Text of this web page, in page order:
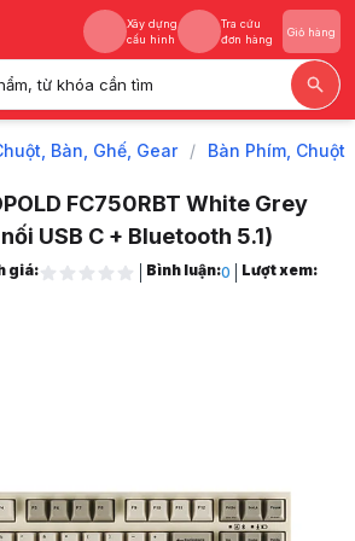
Xây dựng
cấu hình
Tra cứu
đơn hàng
Giỏ hàng
từ khóa cần tìm
Xây dựng
Tra cứu
Bàn, Ghế, Gear / Bàn Phím, Chuột
FC750RBT White Grey
USB C + Bluetooth 5.1)
FC750RBT White Grey Red Switch (Kết nối
giá: Bình luận:0
Lượt xem: